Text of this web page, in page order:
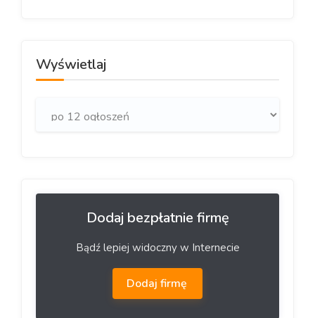
Wyświetlaj
Dodaj bezpłatnie firmę
Bądź lepiej widoczny w Internecie
Dodaj firmę